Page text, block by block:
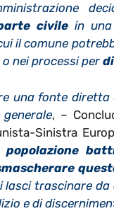
civile in
il comune
o nei processi per
una fonte
, –
Sinistra
trascinare
e di